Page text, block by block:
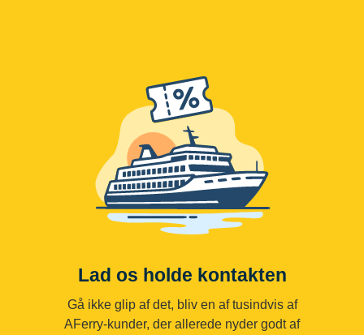
Lad os holde kontakten
Gå ikke glip af det, bliv en af tusindvis af
AFerry-kunder, der allerede nyder godt af